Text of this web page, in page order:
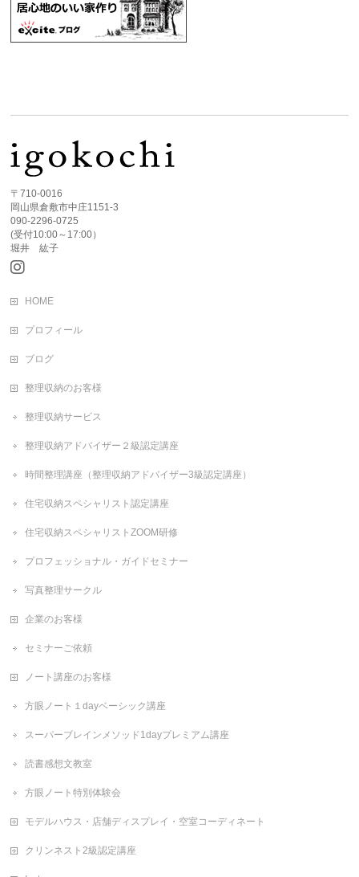
〒710-0016
岡山県倉敷市中庄1151-3
090-2296-0725
(受付10:00～17:00）
堀井 紘子
HOME
プロフィール
ブログ
整理収納のお客様
整理収納サービス
整理収納アドバイザー２級認定講座
時間整理講座（整理収納アドバイザー3級認定講座）
住宅収納スペシャリスト認定講座
住宅収納スペシャリストZOOM研修
プロフェッショナル・ガイドセミナー
写真整理サークル
企業のお客様
セミナーご依頼
ノート講座のお客様
方眼ノート１dayベーシック講座
スーパーブレインメソッド1dayプレミアム講座
読書感想文教室
方眼ノート特別体験会
モデルハウス・店舗ディスプレイ・空室コーディネート
クリンネスト2級認定講座